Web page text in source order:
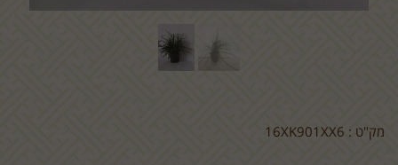
מק"ט : 16XK901XX6